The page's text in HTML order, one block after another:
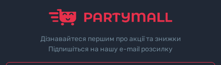
Дізнавайтеся першим про акції та знижки
Підпишіться на нашу e-mail розсилку